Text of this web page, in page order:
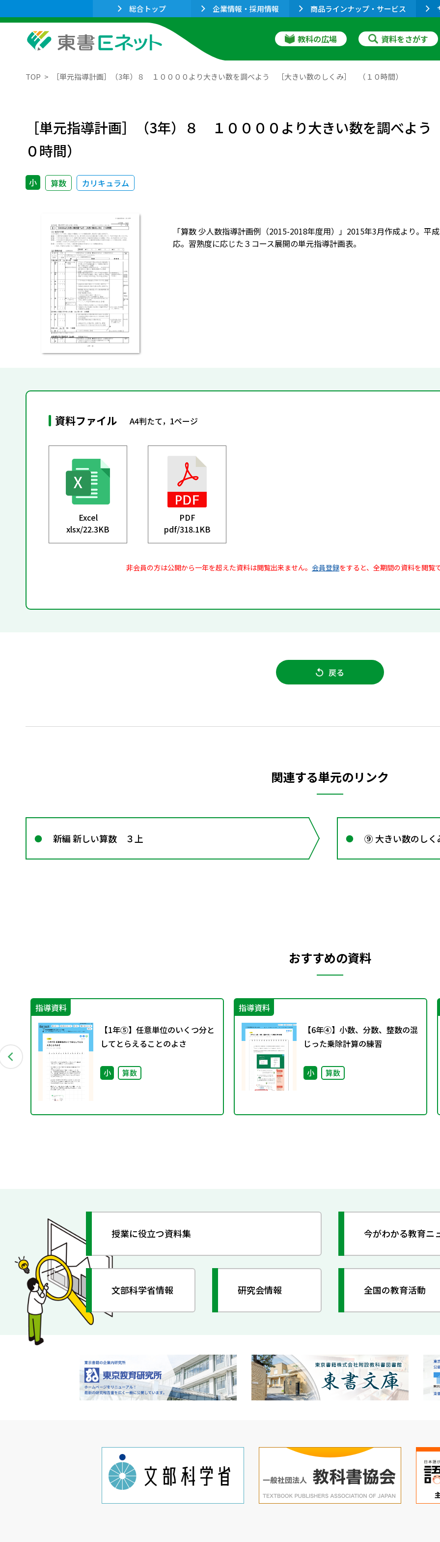
総合トップ 企業情報・採用情報 商品ラインナップ・サービス
教科の広場 資料をさがす
TOP ［単元指導計画］（3年）８ １００００より大きい数を調べよう ［大きい数のしくみ］ （１０時間）
［単元指導計画］（3年）８ １００００より大きい数を調べよ
０時間）
小 算数 カリキュラム
「算数 少人数指導計画例（2015-2018年度用）」2015年3月作成より。
応。習熟度に応じた３コース展開の単元指導計画表。
資料ファイル A4判たて，1ページ
Excel
xlsx/22.3KB
PDF
pdf/318.1KB
非会員の方は公開から一年を超えた資料は閲覧出来ません。 会員登録をすると、全期間の資料を閲覧
戻る
関連する単元のリンク
新編 新しい算数 ３上 ⑨ 大きい数のしく
おすすめの資料
指導資料
【1年⑤】任意単位のいくつ分と
してとらえることのよさ
小 算数
指導資料
【6年④】小数、分数、整数の混
じった乗除計算の練習
小 算数
授業に役立つ資料集 今がわかる教育ニ
文部科学省情報 研究会情報 全国の教育活動